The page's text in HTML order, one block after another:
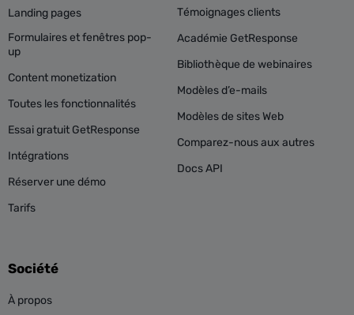
Landing pages
Formulaires et fenêtres pop-
up
Content monetization
Toutes les fonctionnalités
Essai gratuit GetResponse
Intégrations
Réserver une démo
Tarifs
Témoignages clients
Académie GetResponse
Bibliothèque de webinaires
Modèles d’e-mails
Modèles de sites Web
Comparez-nous aux autres
Docs API
Société
À propos